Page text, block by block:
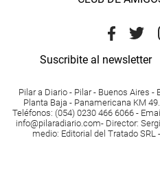
Suscribite al newsletter
Pilar a Diario - Pilar - Buenos Aires -
Planta Baja - Panamericana KM
Teléfonos: (054) 0230 466 6066 - Email
info@pilaradiario.com- Director:
medio: Editorial del Tratado SRL